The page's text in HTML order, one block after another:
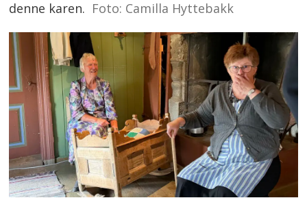
denne karen. Foto: Camilla Hyttebakk